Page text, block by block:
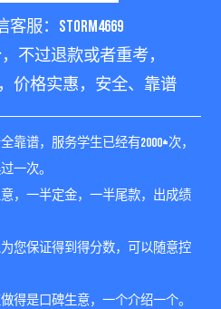
客服：storm4669
不过退款或者重考，
价格实惠，安全、靠谱
靠谱，服务学生已经有2000+次，
一次。
意，一半定金，一半尾款，出成绩
为您保证得到得分数，可以随意控
得是口碑生意，一个介绍一个。